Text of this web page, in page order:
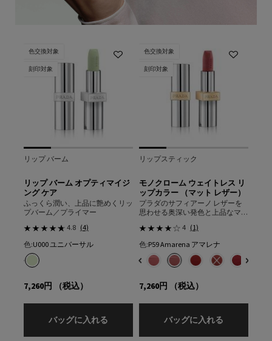
モノクローム ウェイトレス リップカラー （マット レザー）、1/18
ラー モノクローム ウェイトレス リップカラー （マット レザー）、2/18
ガニー のカラー モノクローム ウェイトレス リップカラー （マット レザー）、3/
ーヴ のカラー モノクローム ウェイトレス リップカラー （マット レザー）、4/18
マロン のカラー モノクローム ウェイトレス リップカラー （マット レザー）、
ローム ウェイトレス リップカラー （マット レザー）、6/18
O76 Amber アンバー のカラー モノクローム ウェイトレス リップカラー （マット
す, O77 Arancio アランチョ のカラー モノクローム ウェイトレス リップカラー
ー モノクローム ウェイトレス リップカラー （マット レザー）、9/18
ラー モノクローム ウェイトレス リップカラー （マット レザー）、10/18
リス のカラー モノクローム ウェイトレス リップカラー （マット レザー）、11/18
アマレナ のカラー モノクローム ウェイトレス リップカラー （マット レザー）、
ラヴァ のカラー モノクローム ウェイトレス リップカラー （マット レザー）、
バリエーションは在庫切れです, R27 Rubino ルビーノ のカラー モノクローム ウ
選択済み
R28 Fuoco フォーコ のカラー モノクローム ウェイトレス リップカラー （マット
選択済み
商品バリエーションは在庫切れです, R29 Pompeï ポンペイ のカラー モノク
P60 Brick Pink ブリック ピンク のカラー モノクローム ウェイトレス
P61 Laque Pink ラック ピンク のカラー モノクローム ウェイトレ
れです, 01 Portrait ポートレート のカラー ダイメンションズ マルチエフェクト ア
ジョン のカラー ダイメンションズ マルチエフェクト アイシャドウ、2/6
ラー ダイメンションズ マルチエフェクト アイシャドウ、3/6
トリー のカラー ダイメンションズ マルチエフェクト アイシャドウ、4/6
ュア のカラー ダイメンションズ マルチエフェクト アイシャドウ、5/6
パルプ のカラー ダイメンションズ マルチエフェクト アイシャドウ、6/6
色交換対象
刻印対象
リップ バーム
リップ バーム オプティマイジ
ング ケア
ふっくら潤い、上品に艶めくリッ
プバーム／プライマー
4.8 (4)
色:U000 ユニバーサル
1色
選択済み
U000 ユニバーサル のカラー リップ バーム オプティマイジング ケア、1/1
7,260円 （税込）
バッグに入れる リップ バーム オプティマイジング ケア
色交換対象
刻印対象
リップスティック
モノクローム ウェイトレス リ
ップカラー （マット レザー）
プラダのサフィアーノ レザーを
思わせる奥深い発色と上品なマッ
4 (1)
色:P59 Amarena アマレナ
色を選択してください
{1} の場合
在庫切れです, B01 Argile アルジル のカラー モノクローム ウェイトレス リップカ
ョンは在庫切れです, B02 Quartz クォーツ のカラー モノクローム ウェイトレス
エーションは在庫切れです, B03 Mahogany マホガニー のカラー モノクローム
選択済み
商品バリエーションは在庫切れです, B05 Fauve フォーヴ のカラー モノクローム
選択済み
商品バリエーションは在庫切れです, B13 Maron マロン のカラー モノクロー
B15 Uniform ユニフォーム のカラー モノクローム ウェイトレス リッ
商品バリエーションは在庫切れです, O76 Amber アンバー の
商品バリエーションは在庫切れです, O77 Arancio アラ
P55 Fuxia フューシャ のカラー モノクローム ウ
選択済み
P56 Notte ノッテ のカラー モノクローム
選択済み
P58 Tamaris タマリス のカラー モノ
選択済み
P59 Amarena アマレナ のカラ
選択済み
R26 Lava ラヴァ のカラ
選択済み
商品バリエーショ
選択済み
R28 Fuoco
7,260円 （税込）
バッグに入れる